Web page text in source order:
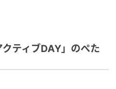
ティブDAY」のぺた